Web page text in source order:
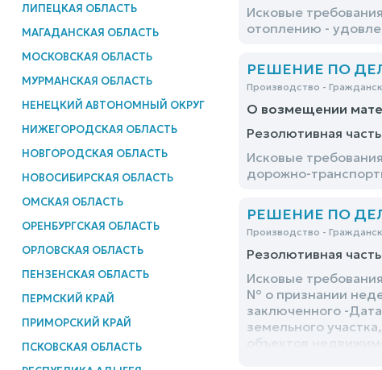
ЛИПЕЦКАЯ ОБЛАСТЬ
МАГАДАНСКАЯ ОБЛАСТЬ
МОСКОВСКАЯ ОБЛАСТЬ
МУРМАНСКАЯ ОБЛАСТЬ
НЕНЕЦКИЙ АВТОНОМНЫЙ ОКРУГ
НИЖЕГОРОДСКАЯ ОБЛАСТЬ
НОВГОРОДСКАЯ ОБЛАСТЬ
НОВОСИБИРСКАЯ ОБЛАСТЬ
ОМСКАЯ ОБЛАСТЬ
ОРЕНБУРГСКАЯ ОБЛАСТЬ
ОРЛОВСКАЯ ОБЛАСТЬ
ПЕНЗЕНСКАЯ ОБЛАСТЬ
ПЕРМСКИЙ КРАЙ
ПРИМОРСКИЙ КРАЙ
ПСКОВСКАЯ ОБЛАСТЬ
Исковые
отоплению -
РЕШЕНИЕ ПО
Производство -
О возмещении
Резолютивная часть
Исковые
дорожно-
РЕШЕНИЕ ПО
Производство -
Резолютивная часть
Исковые
№ о признании
заключенного -
земельного
объектов
оставшуюся после